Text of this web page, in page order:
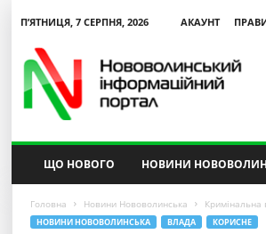
П’ЯТНИЦЯ, 7 СЕРПНЯ, 2026 АКАУНТ
ЩО НОВОГО НОВИНИ
Головна Новини Нововолинська Кримінальна
НОВИНИ НОВОВОЛИНСЬКА ВЛАДА КОРИСНЕ